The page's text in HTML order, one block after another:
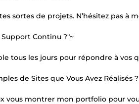
sortes de projets. N’hésitez pas à
Support Continu ?"~
tous les jours pour répondre à
de Sites que Vous Avez Réalisés
vous montrer mon portfolio pour